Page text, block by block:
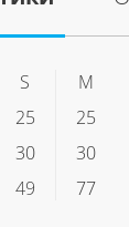
S
M
25
25
30
30
49 77